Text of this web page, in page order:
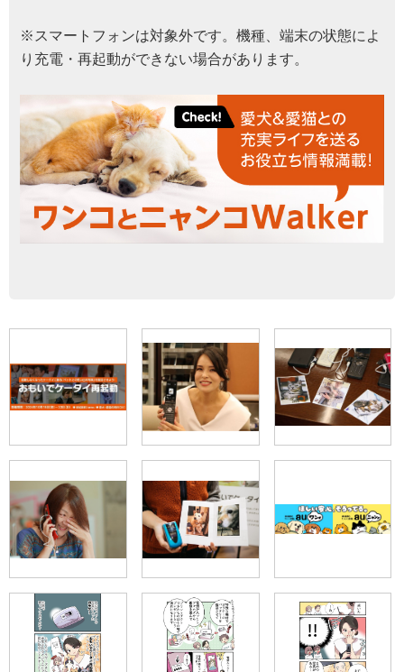
※スマートフォンは対象外です。機種、端末の状態によ
り充電・再起動ができない場合があります。